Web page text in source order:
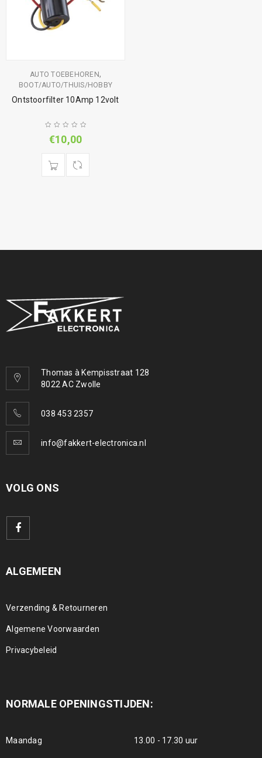
AUTO TOEBEHOREN,
BOOT/AUTO/THUIS/HOBBY
Ontstoorfilter 10Amp 12volt
€10,00
Thomas à Kempisstraat 128
8022 AC Zwolle
038 453 2357
info@fakkert-electronica.nl
VOLG ONS
ALGEMEEN
Verzending & Retourneren
Algemene Voorwaarden
Privacybeleid
NORMALE OPENINGSTIJDEN:
Maandag 13.00 - 17.30 uur